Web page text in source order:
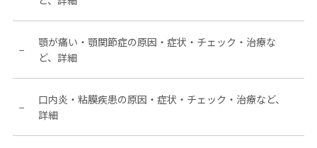
顎が痛い・顎関節症の原因・症状・チェック・治療な
ど、詳細
口内炎・粘膜疾患の原因・症状・チェック・治療など、
詳細